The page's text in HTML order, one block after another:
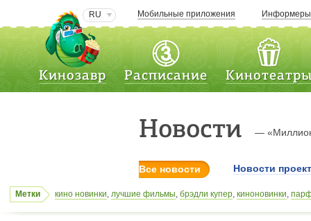
RU Мобильные приложения Информеры
Кинозавр Расписание
Новости —
Все новости Новости
Метки кино новинки, лучшие фильмы, брэдли купер, киноновинки,
родригез,Мёбиус,Семейка Крудс,эффект колибри,технодом,